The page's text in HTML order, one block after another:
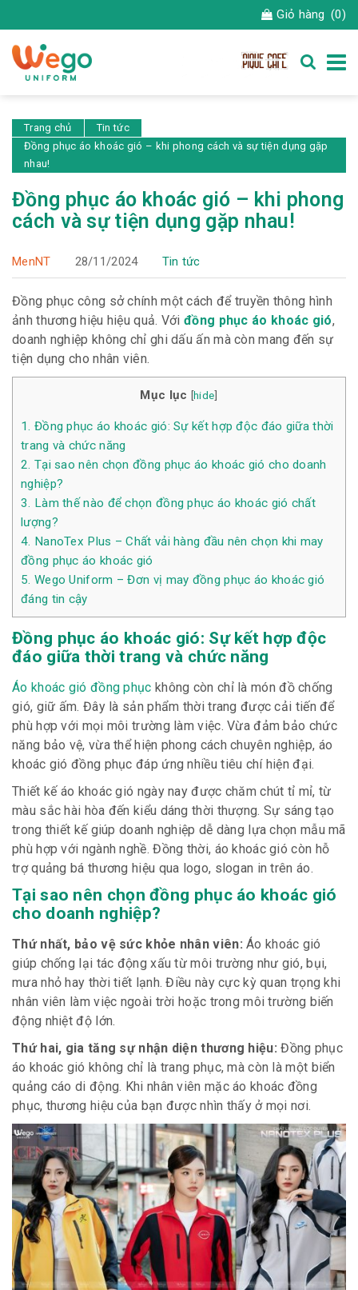
Giỏ hàng (0)
Trang chủ
Tin tức
Đồng phục áo khoác gió – khi phong cách và sự tiện dụng gặp
nhau!
Đồng phục áo khoác gió – khi phong
cách và sự tiện dụng gặp nhau!
MenNT 28/11/2024 Tin tức
Đồng phục công sở chính một cách để truyền thông hình
ảnh thương hiệu hiệu quả. Vớiđồng phục áo khoác gió,
doanh nghiệp không chỉ ghi dấu ấn mà còn mang đến sự
tiện dụng cho nhân viên.
Mục lục [hide]
1. Đồng phục áo khoác gió: Sự kết hợp độc đáo giữa thời
trang và chức năng
2. Tại sao nên chọn đồng phục áo khoác gió cho doanh
nghiệp?
3. Làm thế nào để chọn đồng phục áo khoác gió chất
lượng?
4. NanoTex Plus – Chất vải hàng đầu nên chọn khi may
đồng phục áo khoác gió
5. Wego Uniform – Đơn vị may đồng phục áo khoác gió
đáng tin cậy
Đồng phục áo khoác gió: Sự kết hợp độc
đáo giữa thời trang và chức năng
Áo khoác gió đồng phục không còn chỉ là món đồ chống
gió, giữ ấm. Đây là sản phẩm thời trang được cải tiến để
phù hợp với mọi môi trường làm việc. Vừa đảm bảo chức
năng bảo vệ, vừa thể hiện phong cách chuyên nghiệp, áo
khoác gió đồng phục đáp ứng nhiều tiêu chí hiện đại.
Thiết kế áo khoác gió ngày nay được chăm chút tỉ mỉ, từ
màu sắc hài hòa đến kiểu dáng thời thượng. Sự sáng tạo
trong thiết kế giúp doanh nghiệp dễ dàng lựa chọn mẫu mã
phù hợp với ngành nghề. Đồng thời, áo khoác gió còn hỗ
trợ quảng bá thương hiệu qua logo, slogan in trên áo.
Tại sao nên chọn đồng phục áo khoác gió
cho doanh nghiệp?
Thứ nhất, bảo vệ sức khỏe nhân viên: Áo khoác gió
giúp chống lại tác động xấu từ môi trường như gió, bụi,
mưa nhỏ hay thời tiết lạnh. Điều này cực kỳ quan trọng khi
nhân viên làm việc ngoài trời hoặc trong môi trường biến
động nhiệt độ lớn.
Thứ hai, gia tăng sự nhận diện thương hiệu: Đồng phục
áo khoác gió không chỉ là trang phục, mà còn là một biển
quảng cáo di động. Khi nhân viên mặc áo khoác đồng
phục, thương hiệu của bạn được nhìn thấy ở mọi nơi.